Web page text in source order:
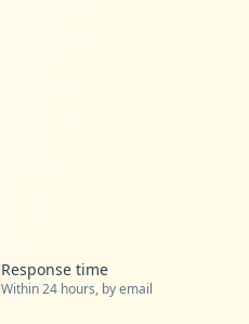
Response time
Within 24 hours, by email